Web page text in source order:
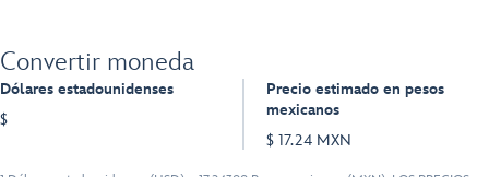
Convertir moneda
Dólares estadounidenses
$
Precio estimado en pesos
mexicanos
$ 17.24 MXN